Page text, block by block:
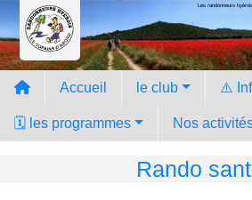
Les randonneurs
Accueil le club ⚠️
🗓️ les programmes Nos
Rando
Panneau de gestion des cookies